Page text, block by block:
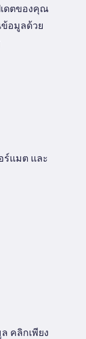
ดตของคุณ
อมูลด้วย
ร์แมต และ
คลิกเพียง